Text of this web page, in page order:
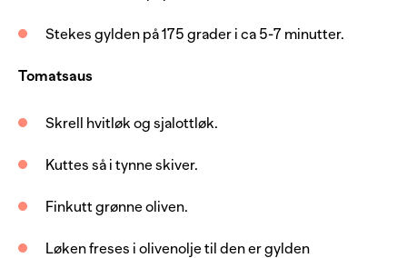
Stekes gylden på 175 grader i ca 5-7 minutter.
Tomatsaus
Skrell hvitløk og sjalottløk.
Kuttes så i tynne skiver.
Finkutt grønne oliven.
Løken freses i olivenolje til den er gylden